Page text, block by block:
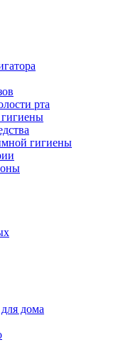
рта
гигиены
дома